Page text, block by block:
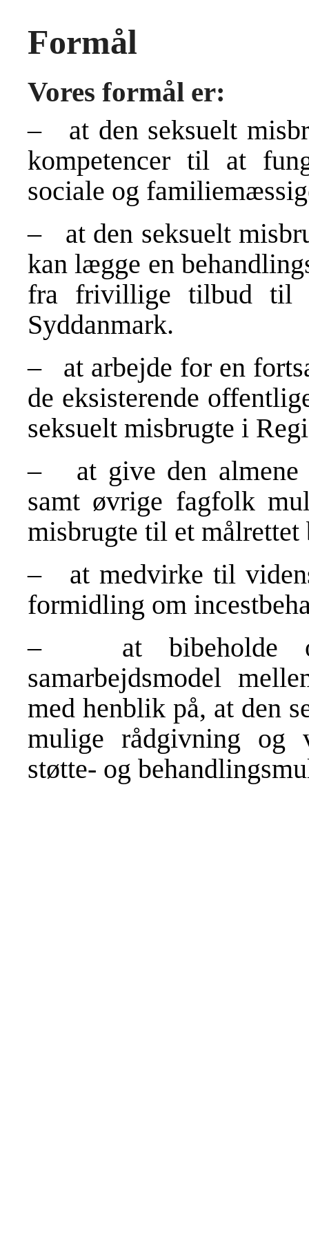
Formål
Vores formål er:
– at den seksuelt
kompetencer til at
sociale og
– at den seksuelt
kan lægge en
fra frivillige tilbud til
Syddanmark.
– at arbejde for en
de eksisterende
seksuelt misbrugte i
– at give den almene
samt øvrige fagfolk
misbrugte til et
– at medvirke til
formidling om
– at bibeholde og
samarbejdsmodel
med henblik på, at den
mulige rådgivning og
støtte- og